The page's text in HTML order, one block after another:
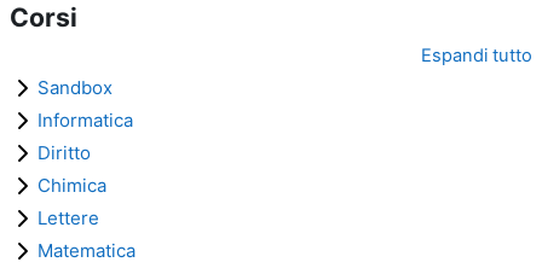
Corsi
Espandi tutto
Sandbox
Informatica
Diritto
Chimica
Lettere
Matematica